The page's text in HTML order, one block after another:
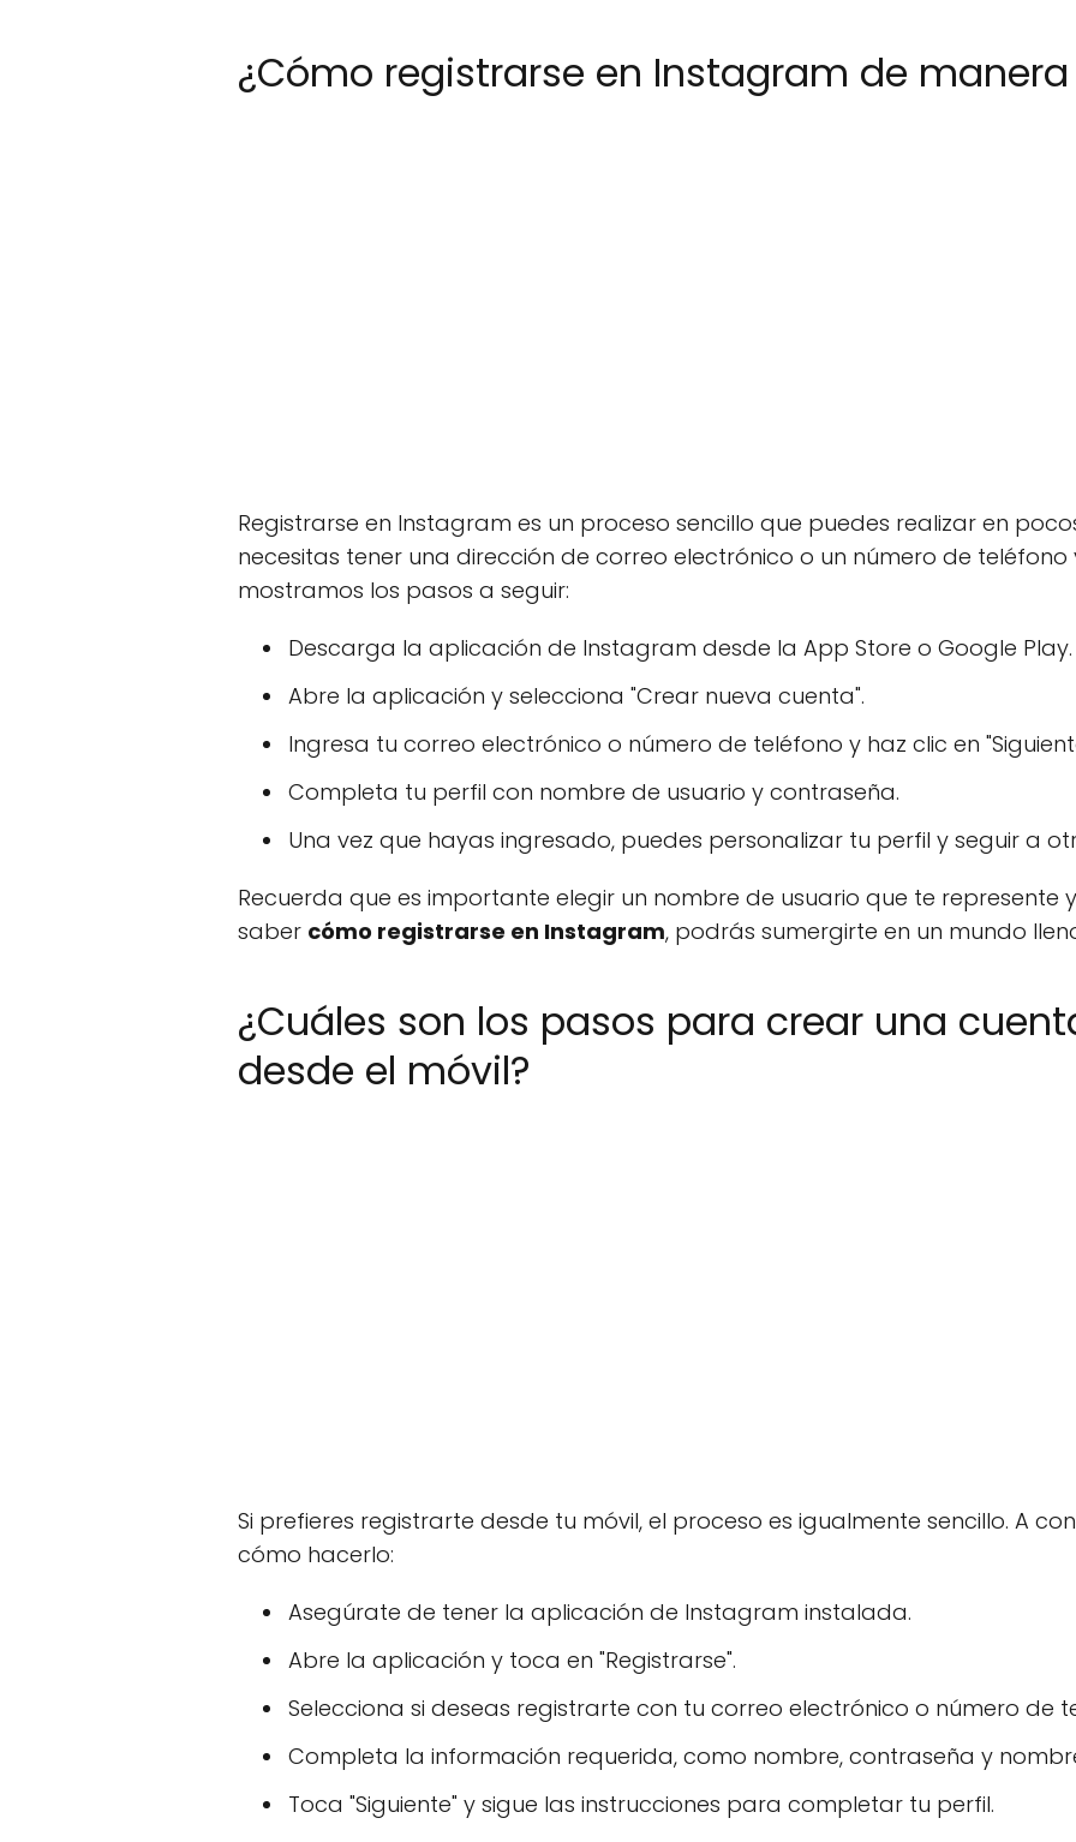
¿Cómo registrarse en Instagram de
Registrarse en Instagram es un proceso sencillo que puedes realizar en
necesitas tener una dirección de correo electrónico o un número de teléfono
mostramos los pasos a seguir:
Descarga la aplicación de Instagram desde la App Store o Google Play.
Abre la aplicación y selecciona "Crear nueva cuenta".
Ingresa tu correo electrónico o número de teléfono y haz clic en
Completa tu perfil con nombre de usuario y contraseña.
Una vez que hayas ingresado, puedes personalizar tu perfil y seguir a
Recuerda que es importante elegir un nombre de usuario que te represente
saber cómo registrarse en Instagram, podrás sumergirte en un mundo
¿Cuáles son los pasos para crear una
desde el móvil?
Si prefieres registrarte desde tu móvil, el proceso es igualmente sencillo. A
cómo hacerlo:
Asegúrate de tener la aplicación de Instagram instalada.
Abre la aplicación y toca en "Registrarse".
Selecciona si deseas registrarte con tu correo electrónico o número de
Completa la información requerida, como nombre, contraseña y
Toca "Siguiente" y sigue las instrucciones para completar tu perfil.